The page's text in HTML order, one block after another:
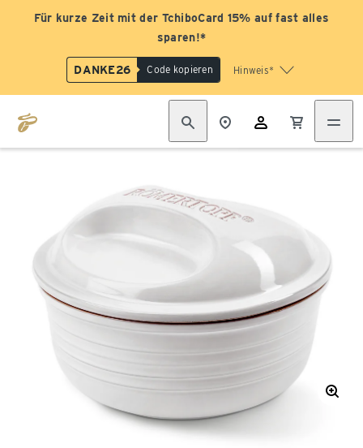
Für kurze Zeit mit der TchiboCard 15% auf fast alles
sparen!*
DANKE26 Code kopieren Hinweis*